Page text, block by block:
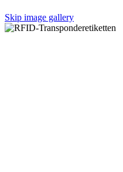
Skip image gallery